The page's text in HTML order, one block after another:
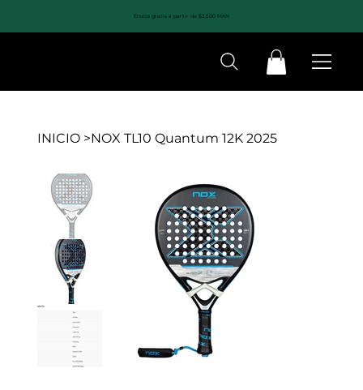
Envíos gratis a partir de $3,500 MXN
INICIO >NOX TL10 Quantum 12K 2025